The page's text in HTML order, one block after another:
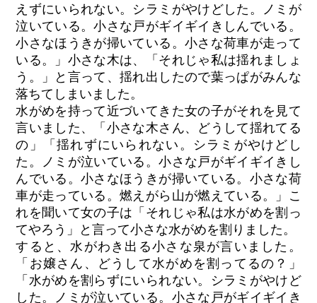
えずにいられない。シラミがやけどした。ノミが
泣いている。小さな戸がギイギイきしんでいる。
小さなほうきが掃いている。小さな荷車が走って
いる。」小さな木は、「それじゃ私は揺れましょ
う。」と言って、揺れ出したので葉っぱがみんな
落ちてしまいました。
水がめを持って近づいてきた女の子がそれを見て
言いました、「小さな木さん、どうして揺れてる
の」「揺れずにいられない。シラミがやけどし
た。ノミが泣いている。小さな戸がギイギイきし
んでいる。小さなほうきが掃いている。小さな荷
車が走っている。燃えがら山が燃えている。」こ
れを聞いて女の子は「それじゃ私は水がめを割っ
てやろう」と言って小さな水がめを割りました。
すると、水がわき出る小さな泉が言いました。
「お嬢さん、どうして水がめを割ってるの？」
「水がめを割らずにいられない。シラミがやけど
した。ノミが泣いている。小さな戸がギイギイき